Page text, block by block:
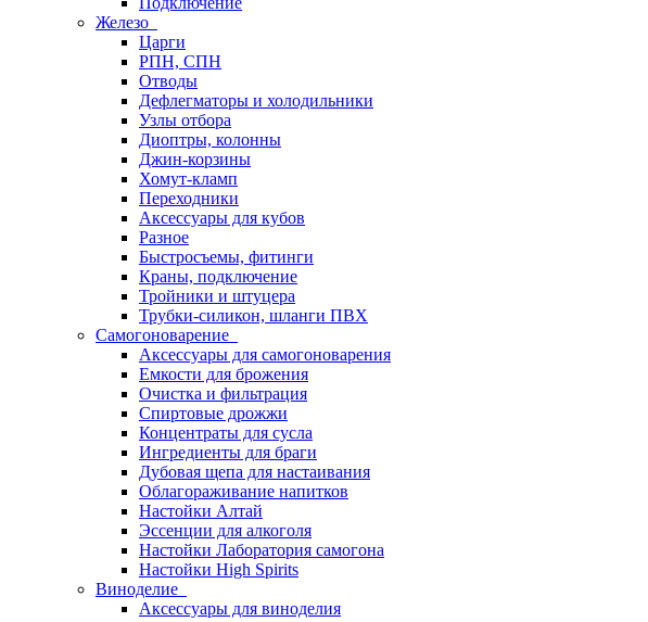
Железо
Царги
РПН, СПН
Отводы
Дефлегматоры и холодильники
Узлы отбора
Диоптры, колонны
Джин-корзины
Хомут-кламп
Переходники
Аксессуары для кубов
Разное
Быстросъемы, фитинги
Краны, подключение
Тройники и штуцера
Трубки-силикон, шланги ПВХ
Самогоноварение
Аксессуары для самогоноварения
Емкости для брожения
Очистка и фильтрация
Спиртовые дрожжи
Концентраты для сусла
Ингредиенты для браги
Дубовая щепа для настаивания
Облагораживание напитков
Настойки Алтай
Эссенции для алкоголя
Настойки Лаборатория самогона
Настойки High Spirits
Виноделие
Аксессуары для виноделия